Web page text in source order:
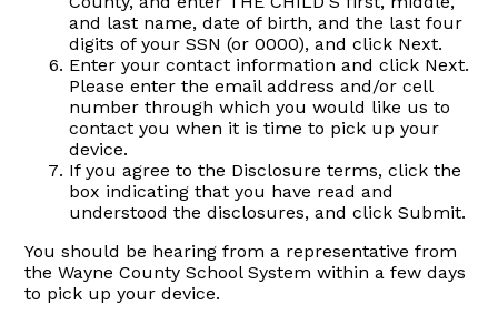
and last name, date of birth, and the last four
digits of your SSN (or 0000), and click Next.
Enter your contact information and click Next.
Please enter the email address and/or cell
number through which you would like us to
contact you when it is time to pick up your
device.
If you agree to the Disclosure terms, click the
box indicating that you have read and
understood the disclosures, and click Submit.
You should be hearing from a representative from
the Wayne County School System within a few days
to pick up your device.